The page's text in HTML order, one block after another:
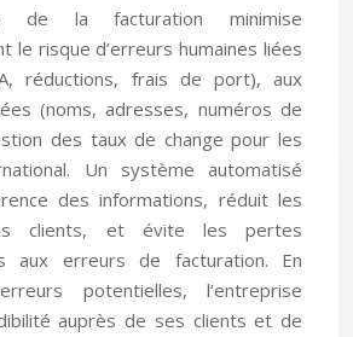
de la facturation minimise
le risque d’erreurs humaines liées
réductions, frais de port), aux
(noms, adresses, numéros de
des taux de change pour les
Un système automatisé
des informations, réduit les
clients, et évite les pertes
aux erreurs de facturation. En
potentielles, l’entreprise
auprès de ses clients et de